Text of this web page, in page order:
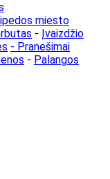
miesto
- Įvaizdžio
- Pranešimai
- Palangos